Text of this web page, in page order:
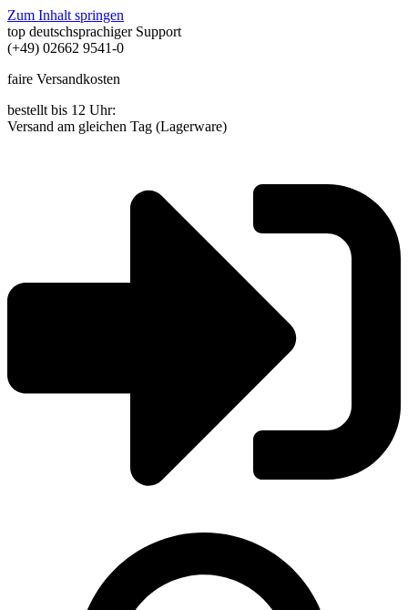
Zum Inhalt springen
top deutschsprachiger Support
(+49) 02662 9541-0
faire Versandkosten
bestellt bis 12 Uhr:
Versand am gleichen Tag (Lagerware)